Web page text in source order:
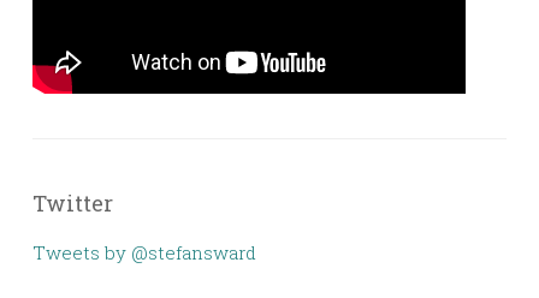
Twitter
Tweets by @stefansward